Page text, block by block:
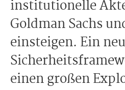
institutionelle
Goldman Sachs
einsteigen. Ein
einen großen